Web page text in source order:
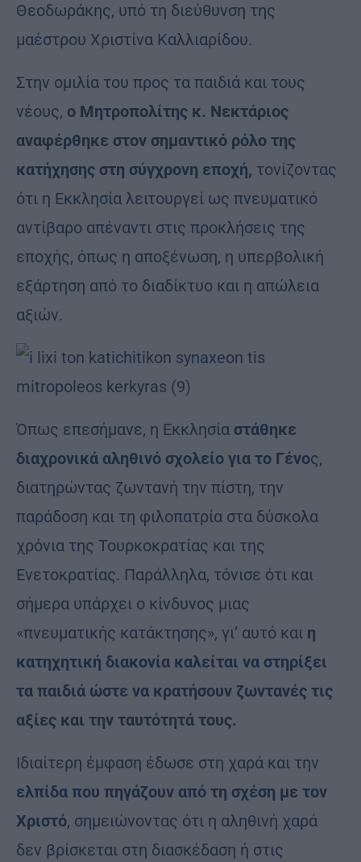
Θεοδωράκης, υπό τη διεύθυνση της
μαέστρου Χριστίνα Καλλιαρίδου.
Στην ομιλία του προς τα παιδιά και τους
νέους, ο Μητροπολίτης κ. Νεκτάριος
αναφέρθηκε στον σημαντικό ρόλο της
κατήχησης στη σύγχρονη εποχή, τονίζοντας
ότι η Εκκλησία λειτουργεί ως πνευματικό
αντίβαρο απέναντι στις προκλήσεις της
εποχής, όπως η αποξένωση, η υπερβολική
εξάρτηση από το διαδίκτυο και η απώλεια
αξιών.
Όπως επεσήμανε, η Εκκλησία στάθηκε
διαχρονικά αληθινό σχολείο για το Γένος,
διατηρώντας ζωντανή την πίστη, την
παράδοση και τη φιλοπατρία στα δύσκολα
χρόνια της Τουρκοκρατίας και της
Ενετοκρατίας. Παράλληλα, τόνισε ότι και
σήμερα υπάρχει ο κίνδυνος μιας
«πνευματικής κατάκτησης», γι’ αυτό και η
κατηχητική διακονία καλείται να στηρίξει
τα παιδιά ώστε να κρατήσουν ζωντανές τις
αξίες και την ταυτότητά τους.
Ιδιαίτερη έμφαση έδωσε στη χαρά και την
ελπίδα που πηγάζουν από τη σχέση με τον
Χριστό, σημειώνοντας ότι η αληθινή χαρά
δεν βρίσκεται στη διασκέδαση ή στις